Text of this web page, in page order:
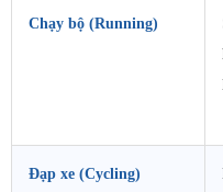
Chạy bộ (Running)
Đạp xe (Cycling)